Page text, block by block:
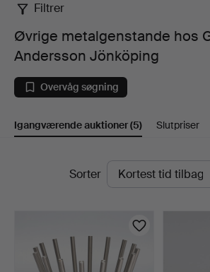
Øvrige
metalgenstande
hos
Gomér
Andersson
Filtrer
Øvrige metalgenstande hos
Andersson Jönköping
Overvåg søgning
Igangværende auktioner(5) Slutpriser
Igangværende
Sorter